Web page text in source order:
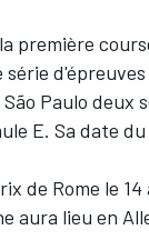
première
série
Paulo deux
E. Sa date
de Rome le
aura lieu en